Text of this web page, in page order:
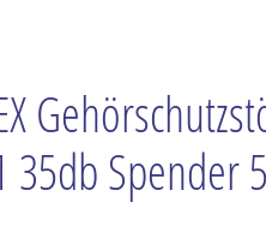
35db Spender